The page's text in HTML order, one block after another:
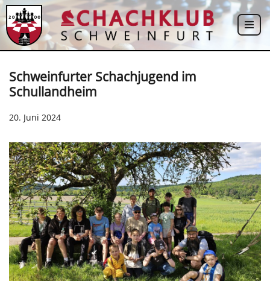
Zum
Inhalt
Schweinfurter Schachjugend im
Schullandheim
20. Juni 2024